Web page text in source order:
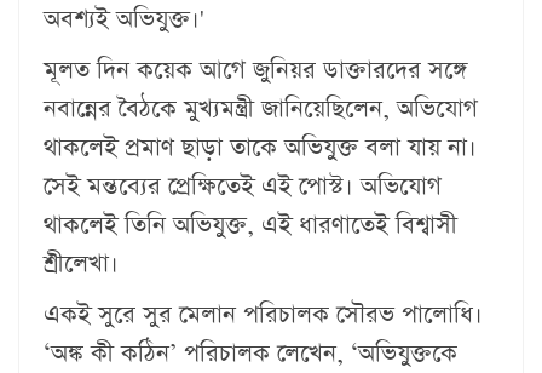
অবশ্যই অভিযুক্ত।'
মূলত দিন কয়েক আগে জুনিয়র ডাক্তারদের সঙ্গে
নবান্নের বৈঠকে মুখ্যমন্ত্রী জানিয়েছিলেন, অভিযোগ
থাকলেই প্রমাণ ছাড়া তাকে অভিযুক্ত বলা যায় না।
সেই মন্তব্যের প্রেক্ষিতেই এই পোস্ট। অভিযোগ
থাকলেই তিনি অভিযুক্ত, এই ধারণাতেই বিশ্বাসী
শ্রীলেখা।
একই সুরে সুর মেলান পরিচালক সৌরভ পালোধি।
‘অঙ্ক কী কঠিন’ পরিচালক লেখেন, ‘অভিযুক্তকে